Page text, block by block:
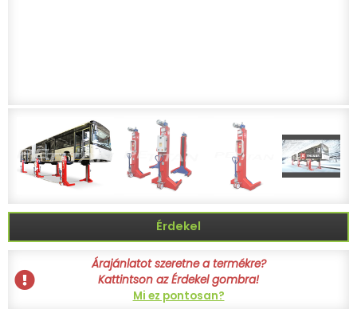
Érdekel
Árajánlatot szeretne a termékre?
Kattintson az Érdekel gombra!
Mi ez pontosan?